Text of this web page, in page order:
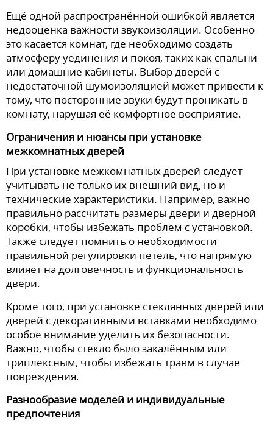
Ещё одной распространённой ошибкой является
недооценка важности звукоизоляции. Особенно
это касается комнат, где необходимо создать
атмосферу уединения и покоя, таких как спальни
или домашние кабинеты. Выбор дверей с
недостаточной шумоизоляцией может привести к
тому, что посторонние звуки будут проникать в
комнату, нарушая её комфортное восприятие.
Ограничения и нюансы при установке
межкомнатных дверей
При установке межкомнатных дверей следует
учитывать не только их внешний вид, но и
технические характеристики. Например, важно
правильно рассчитать размеры двери и дверной
коробки, чтобы избежать проблем с установкой.
Также следует помнить о необходимости
правильной регулировки петель, что напрямую
влияет на долговечность и функциональность
двери.
Кроме того, при установке стеклянных дверей или
дверей с декоративными вставками необходимо
особое внимание уделить их безопасности.
Важно, чтобы стекло было закалённым или
триплексным, чтобы избежать травм в случае
повреждения.
Разнообразие моделей и индивидуальные
предпочтения